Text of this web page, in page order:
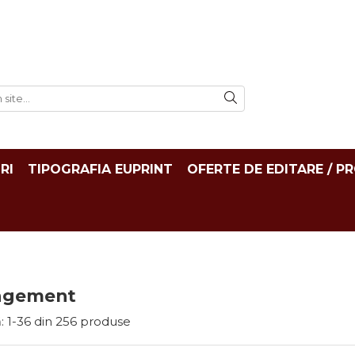
TIPOGRAFIA EUPRINT OFERTE DE EDITARE /
1-36 din 256 produse